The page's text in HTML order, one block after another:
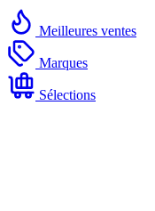
Meilleures ventes
Marques
Sélections